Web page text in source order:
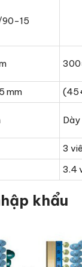
15
mm
Dày
3
3.4
khẩu